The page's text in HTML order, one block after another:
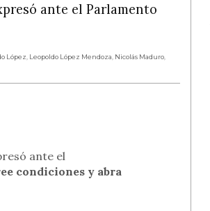
ante el Parlamento
López, Leopoldo López Mendoza, Nicolás Maduro,
ante el
condiciones y abra